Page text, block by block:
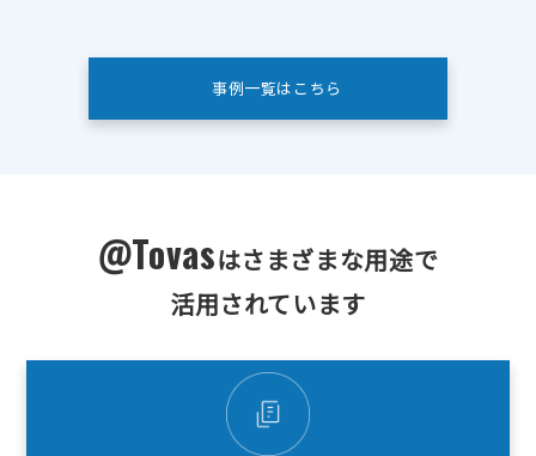
事例一覧はこちら
@Tovasはさまざまな用途で
活用されています